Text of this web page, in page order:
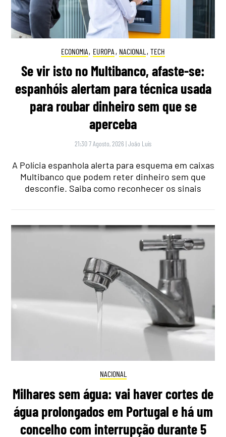
ECONOMIA, EUROPA , NACIONAL , TECH
Se vir isto no Multibanco, afaste-se:
espanhóis alertam para técnica usada
para roubar dinheiro sem que se
aperceba
21:30 7 Agosto, 2026 |João Luís
A Polícia espanhola alerta para esquema em caixas
Multibanco que podem reter dinheiro sem que
desconfie. Saiba como reconhecer os sinais
NACIONAL
Milhares sem água: vai haver cortes de
água prolongados em Portugal e há um
concelho com interrupção durante 5